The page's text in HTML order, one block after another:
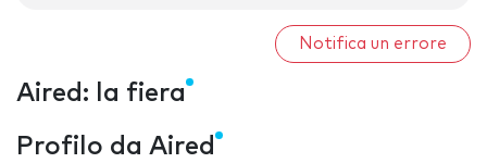
Notifica un errore
Aired: la fiera
Profilo da Aired